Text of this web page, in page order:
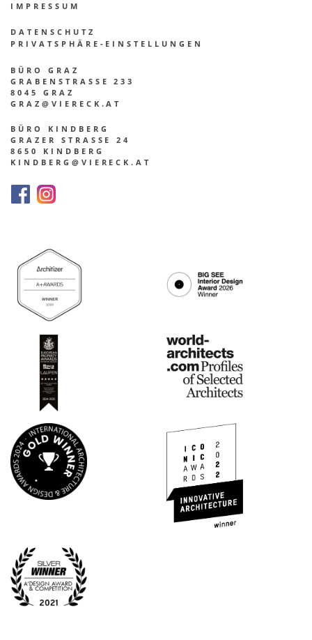
IMPRES­SUM
DATEN­SCHUTZ
PRIVATSPHÄRE-EINSTELLUNGEN
BÜRO GRAZ
GRABENSTRASSE 233
8045 GRAZ
GRAZ@VIERECK.AT
BÜRO KINDBERG
GRAZER STRASSE 24
8650 KINDBERG
KINDBERG@VIERECK.AT